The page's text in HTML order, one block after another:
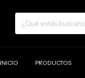
INICIO PRODUCTOS